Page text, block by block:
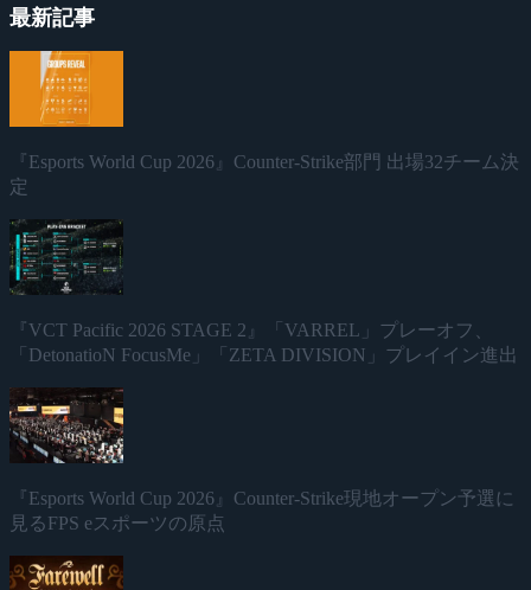
最新記事
『Esports World Cup 2026』Counter-Strike部門 出場32チーム決
定
『VCT Pacific 2026 STAGE 2』「VARREL」プレーオフ、
「DetonatioN FocusMe」「ZETA DIVISION」プレイイン進出
『Esports World Cup 2026』Counter-Strike現地オープン予選に
見るFPS eスポーツの原点